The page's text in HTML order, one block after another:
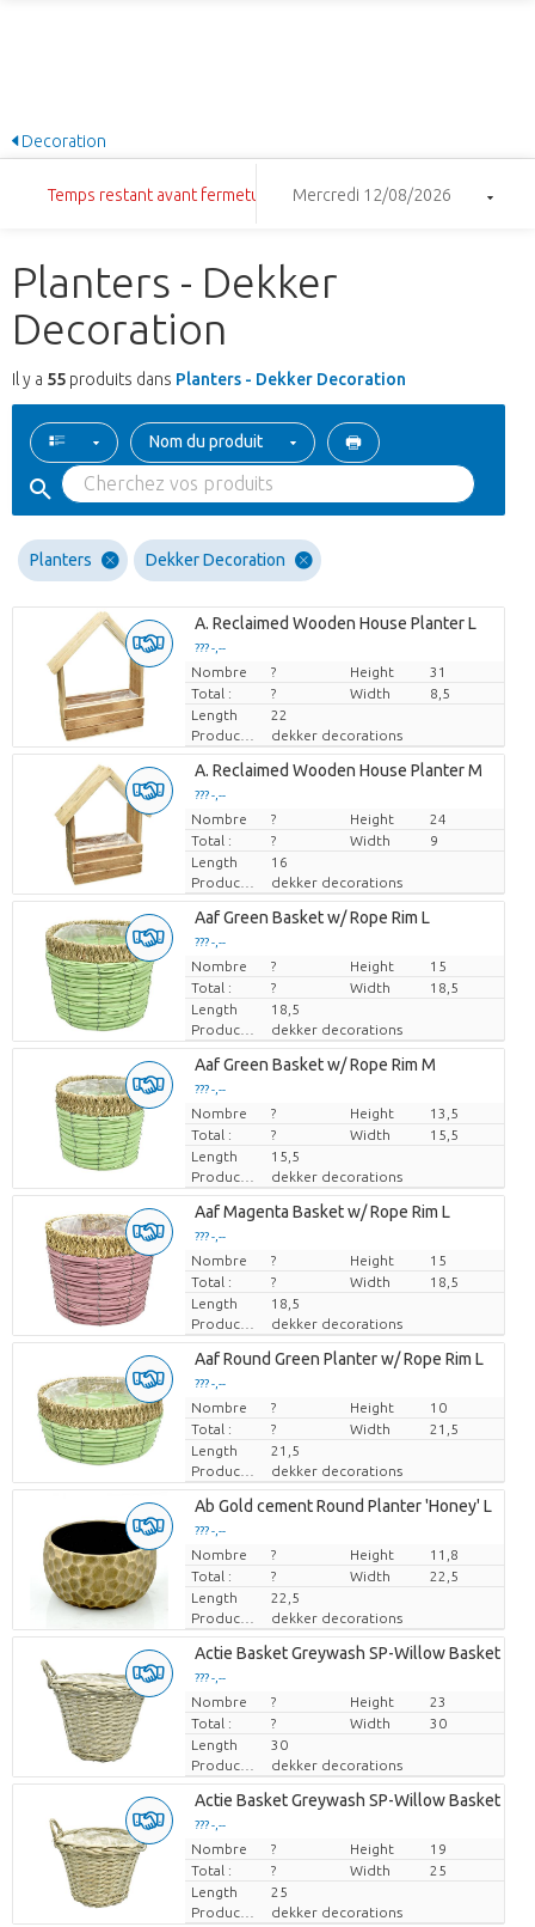
Decoration
Temps restant avant fermeture: 11:56:13Mercredi 12/08/2026
Planters - Dekker
Decoration
Il y a 55 produits dans Planters - Dekker Decoration
Nom du produit
Planters Dekker Decoration
A. Reclaimed Wooden House Planter L
??? -,--
Prix par pièce
Nombre ? Height
31
Total :
? Width
8,5
Length
22
Producteur
dekker decorations
A. Reclaimed Wooden House Planter M
??? -,--
Prix par pièce
Nombre ? Height
24
Total :
? Width
9
Length
16
Producteur
dekker decorations
Aaf Green Basket w/ Rope Rim L
??? -,--
Prix par pièce
Nombre ? Height
15
Total :
? Width
18,5
Length
18,5
Producteur
dekker decorations
Aaf Green Basket w/ Rope Rim M
??? -,--
Prix par pièce
Nombre ? Height
13,5
Total :
? Width
15,5
Length
15,5
Producteur
dekker decorations
Aaf Magenta Basket w/ Rope Rim L
??? -,--
Prix par pièce
Nombre ? Height
15
Total :
? Width
18,5
Length
18,5
Producteur
dekker decorations
Aaf Round Green Planter w/ Rope Rim L
??? -,--
Prix par pièce
Nombre ? Height
10
Total :
? Width
21,5
Length
21,5
Producteur
dekker decorations
Ab Gold cement Round Planter 'Honey' L
??? -,--
Prix par pièce
Nombre ? Height
11,8
Total :
? Width
22,5
Length
22,5
Producteur
dekker decorations
Actie Basket Greywash SP-Willow Basket L
??? -,--
Prix par pièce
Nombre ? Height
23
Total :
? Width
30
Length
30
Producteur
dekker decorations
Actie Basket Greywash SP-Willow Basket M
??? -,--
Prix par pièce
Nombre ? Height
19
Total :
? Width
25
Length
25
Producteur
dekker decorations